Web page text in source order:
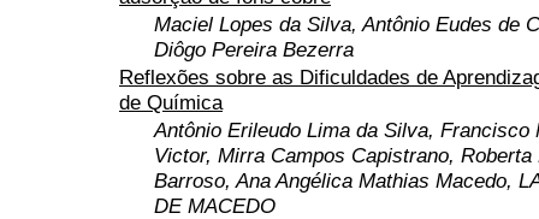
Maciel Lopes da Silva, Antônio Eudes de
Diôgo Pereira Bezerra
Reflexões sobre as Dificuldades de
de Química
Antônio Erileudo Lima da Silva, Francisco
Victor, Mirra Campos Capistrano, Roberta
Barroso, Ana Angélica Mathias Macedo,
DE MACEDO